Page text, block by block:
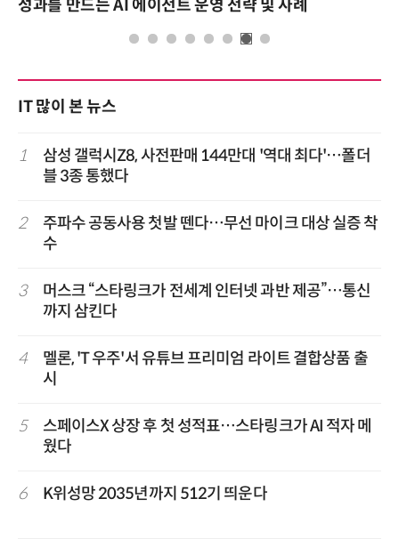
성과를 만드는 AI 에이전트 운영 전략 및 사례
IT 많이 본 뉴스
1
삼성 갤럭시Z8, 사전판매 144만대 '역대 최다'…폴더
블 3종 통했다
2
주파수 공동사용 첫발 뗀다…무선 마이크 대상 실증 착
수
3
머스크 “스타링크가 전세계 인터넷 과반 제공”…통신
까지 삼킨다
4
멜론, 'T 우주'서 유튜브 프리미엄 라이트 결합상품 출
시
5
스페이스X 상장 후 첫 성적표…스타링크가 AI 적자 메
웠다
6 K위성망 2035년까지 512기 띄운다